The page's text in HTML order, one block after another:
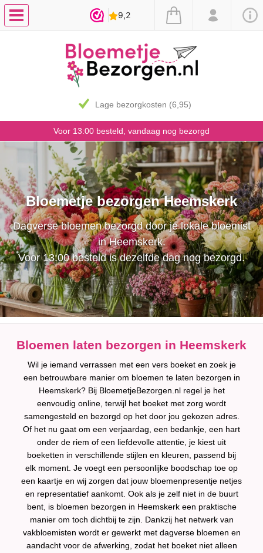
7 dagen vaasgarantie
Voor 13:00 besteld, vandaag nog bezorgd
Bloemetje bezorgen Heemskerk
Dagverse bloemen bezorgd door je lokale bloemist
in Heemskerk.
Voor 13:00 besteld is dezelfde dag nog bezorgd.
Bloemen laten bezorgen in Heemskerk
Wil je iemand verrassen met een vers boeket en zoek je
een betrouwbare manier om bloemen te laten bezorgen in
Heemskerk? Bij BloemetjeBezorgen.nl regel je het
eenvoudig online, terwijl het boeket met zorg wordt
samengesteld en bezorgd op het door jou gekozen adres.
Of het nu gaat om een verjaardag, een bedankje, een hart
onder de riem of een liefdevolle attentie, je kiest uit
boeketten in verschillende stijlen en kleuren, passend bij
elk moment. Je voegt een persoonlijke boodschap toe op
een kaartje en wij zorgen dat jouw bloemenpresentje netjes
en representatief aankomt. Ook als je zelf niet in de buurt
bent, is bloemen bezorgen in Heemskerk een praktische
manier om toch dichtbij te zijn. Dankzij het netwerk van
vakbloemisten wordt er gewerkt met dagverse bloemen en
aandacht voor de afwerking, zodat het boeket niet alleen